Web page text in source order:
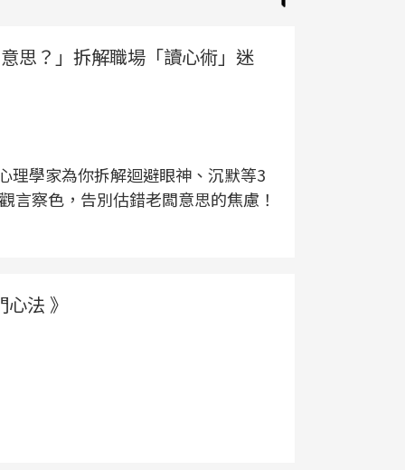
思？」拆解職場「讀心術」迷
理學家為你拆解迴避眼神、沉默等3
言察色，告別估錯老闆意思的焦慮！
法 》